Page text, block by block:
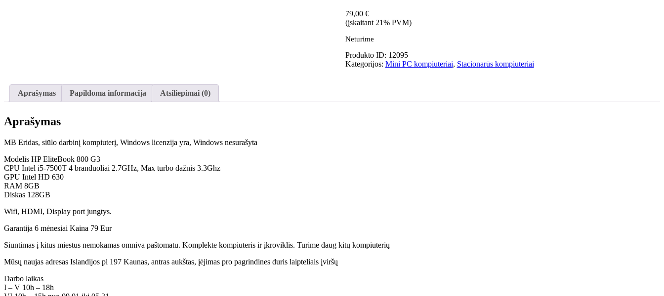
79,00 €
(įskaitant 21% PVM)
Neturime
Produkto ID: 12095
Kategorijos: Mini PC kompiuteriai, Stacionarūs kompiuteriai
Aprašymas Papildoma informacija Atsiliepimai (0)
Aprašymas
MB Eridas, siūlo darbinį kompiuterį, Windows licenzija yra, Windows nesurašyta
Modelis HP EliteBook 800 G3
CPU Intel i5-7500T 4 branduoliai 2.7GHz, Max turbo dažnis 3.3Ghz
GPU Intel HD 630
RAM 8GB
Diskas 128GB
Wifi, HDMI, Display port jungtys.
Garantija 6 mėnesiai Kaina 79 Eur
Siuntimas į kitus miestus nemokamas omniva paštomatu. Komplekte kompiuteris ir įkroviklis. Turime daug kitų kompiuterių
Mūsų naujas adresas Islandijos pl 197 Kaunas, antras aukštas, įėjimas pro pagrindines duris laipteliais įviršų
Darbo laikas
I – V 10h – 18h